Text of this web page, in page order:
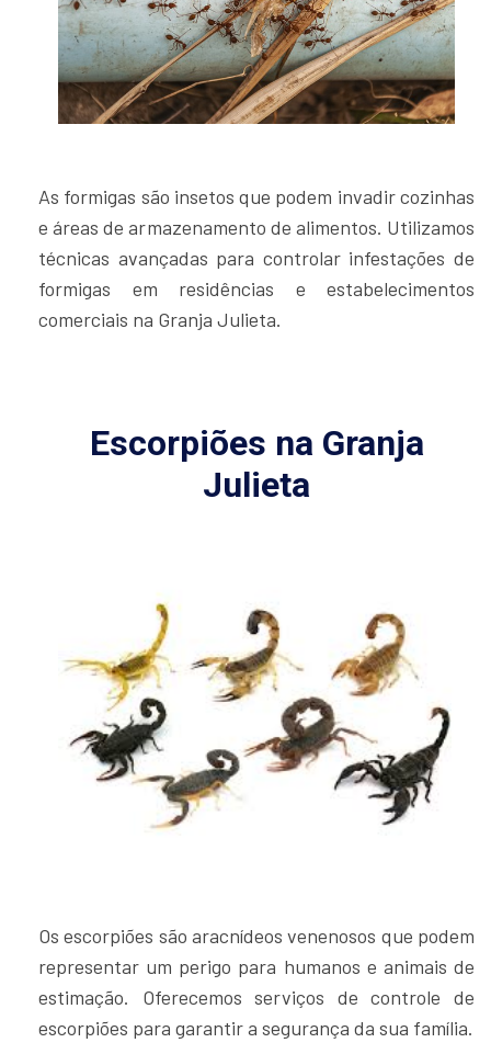
As formigas são insetos que podem invadir cozinhas
e áreas de armazenamento de alimentos. Utilizamos
técnicas avançadas para controlar infestações de
formigas em residências e estabelecimentos
comerciais na Granja Julieta.
Escorpiões na Granja
Julieta
Os escorpiões são aracnídeos venenosos que podem
representar um perigo para humanos e animais de
estimação. Oferecemos serviços de controle de
escorpiões para garantir a segurança da sua família.